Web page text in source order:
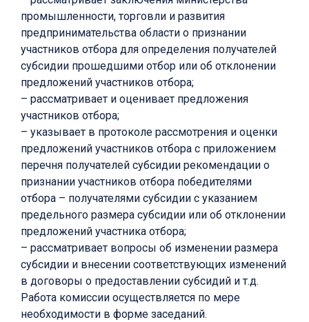
промышленности, торговли и развития
предпринимательства области о признании
участников отбора для определения получателей
субсидии прошедшими отбор или об отклонении
предложений участников отбора;
– рассматривает и оценивает предложения
участников отбора;
– указывает в протоколе рассмотрения и оценки
предложений участников отбора с приложением
перечня получателей субсидии рекомендации о
признании участников отбора победителями
отбора – получателями субсидии с указанием
предельного размера субсидии или об отклонении
предложений участника отбора;
– рассматривает вопросы об изменении размера
субсидии и внесении соответствующих изменений
в договоры о предоставлении субсидий и т.д.
Работа комиссии осуществляется по мере
необходимости в форме заседаний.